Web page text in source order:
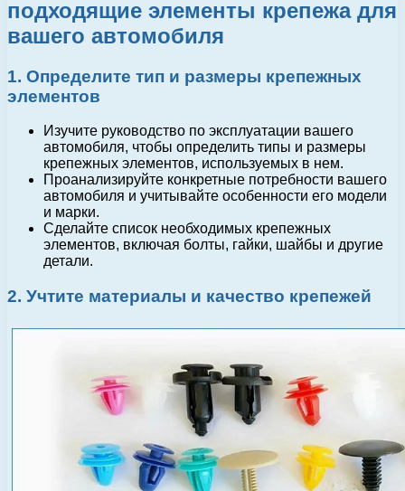
подходящие элементы крепежа для
вашего автомобиля
1. Определите тип и размеры крепежных
элементов
Изучите руководство по эксплуатации вашего
автомобиля, чтобы определить типы и размеры
крепежных элементов, используемых в нем.
Проанализируйте конкретные потребности вашего
автомобиля и учитывайте особенности его модели
и марки.
Сделайте список необходимых крепежных
элементов, включая болты, гайки, шайбы и другие
детали.
2. Учтите материалы и качество крепежей